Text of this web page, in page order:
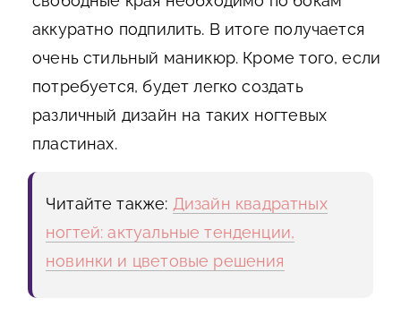
аккуратно подпилить. В итоге получается
очень стильный маникюр. Кроме того, если
потребуется, будет легко создать
различный дизайн на таких ногтевых
пластинах.
Читайте также: Дизайн квадратных
ногтей: актуальные тенденции,
новинки и цветовые решения